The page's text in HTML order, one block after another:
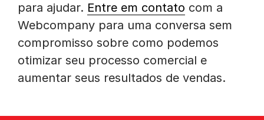
para ajudar. Entre em contato com a
Webcompany para uma conversa sem
compromisso sobre como podemos
otimizar seu processo comercial e
aumentar seus resultados de vendas.